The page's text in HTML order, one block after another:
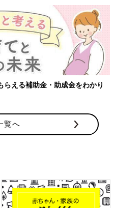
妊婦の感染症対策、知っておい
覧へ